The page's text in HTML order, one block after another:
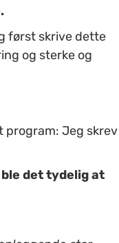
først skrive dette
og sterke og
program: Jeg skrev
det tydelig at